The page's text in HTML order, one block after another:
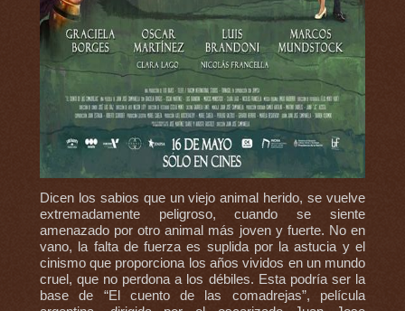
Dicen los sabios que un viejo animal herido, se vuelve
extremadamente peligroso, cuando se siente
amenazado por otro animal más joven y fuerte. No en
vano, la falta de fuerza es suplida por la astucia y el
cinismo que proporciona los años vividos en un mundo
cruel, que no perdona a los débiles. Esta podría ser la
base de “El cuento de las comadrejas”, película